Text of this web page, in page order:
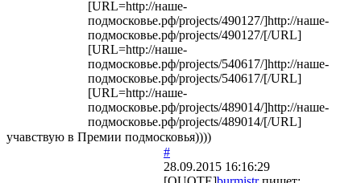
[URL=http://наше-
подмосковье.рф/projects/490127/]http://наше-
подмосковье.рф/projects/490127/[/URL]
[URL=http://наше-
подмосковье.рф/projects/540617/]http://наше-
подмосковье.рф/projects/540617/[/URL]
[URL=http://наше-
подмосковье.рф/projects/489014/]http://наше-
подмосковье.рф/projects/489014/[/URL]
учавствую в Премии подмосковья))))
#
28.09.2015 16:16:29